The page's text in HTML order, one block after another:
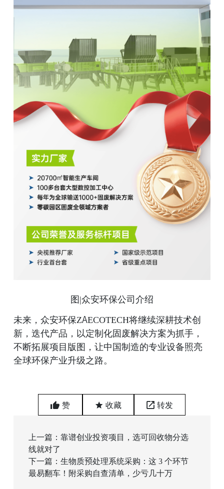
图|众安环保公司介绍
未来，众安环保ZAECOTECH将继续深耕技术创
新，迭代产品，以定制化固废解决方案为抓手，
不断拓展项目版图，让中国制造的专业设备照亮
全球环保产业升级之路。
赞 收藏 转发
上一篇：靠谱创业投资项目，选可回收物分选
线就对了
下一篇：生物质预处理系统采购：这 3 个环节
最易翻车！附采购自查清单，少亏几十万